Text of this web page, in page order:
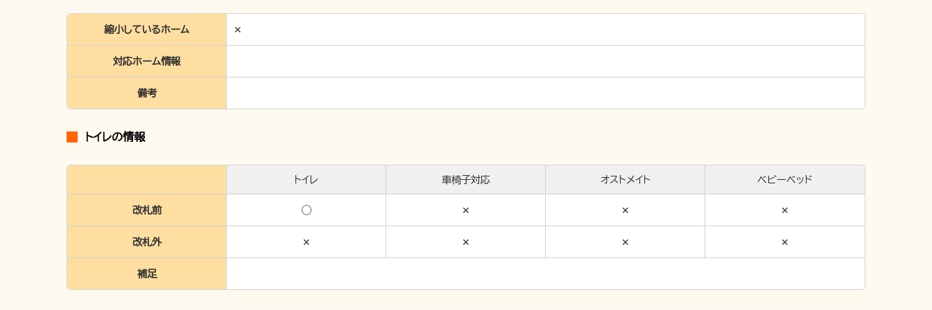
縮小しているホーム ✕
対応ホーム情報
備考
トイレの情報
トイレ 車椅子対応 オストメイト ベビーベッド
改札前 ◯ ✕ ✕ ✕
改札外 ✕ ✕ ✕ ✕
補足